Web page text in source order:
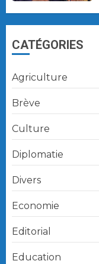
CATÉGORIES
Agriculture
Brève
Culture
Diplomatie
Divers
Economie
Editorial
Education